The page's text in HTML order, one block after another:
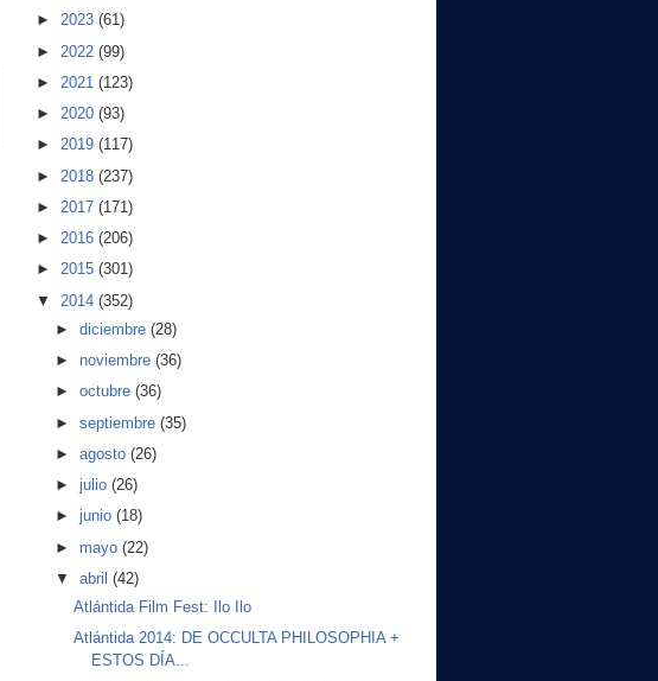
► 2023 (61)
► 2022 (99)
► 2021 (123)
► 2020 (93)
► 2019 (117)
► 2018 (237)
► 2017 (171)
► 2016 (206)
► 2015 (301)
▼ 2014 (352)
► diciembre (28)
► noviembre (36)
► octubre (36)
► septiembre (35)
► agosto (26)
► julio (26)
► junio (18)
► mayo (22)
▼ abril (42)
Atlántida Film Fest: Ilo Ilo
Atlántida 2014: DE OCCULTA PHILOSOPHIA +
ESTOS DÍA...